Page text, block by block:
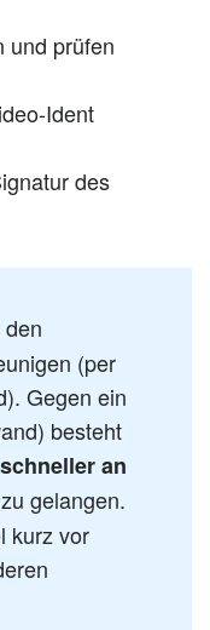
und prüfen
Ident
des
(per
Gegen ein
besteht
schneller an
zu gelangen.
kurz vor